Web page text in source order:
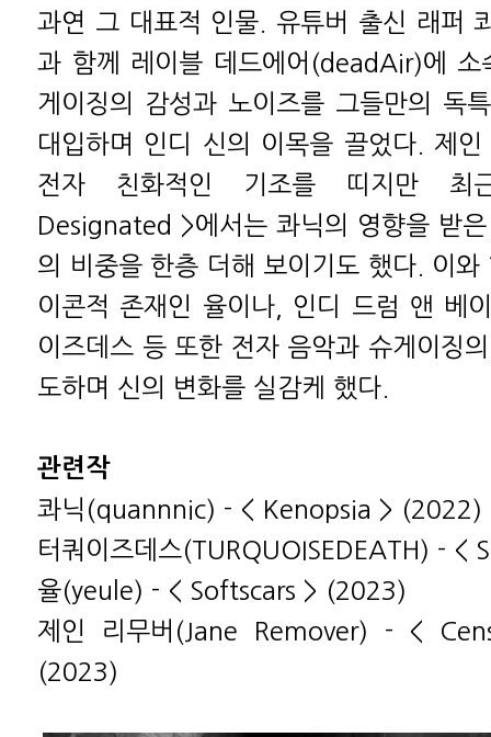
과연 그 대표적 인물. 유튜버 출신 래퍼
과 함께 레이블 데드에어(deadAir)에 소
게이징의 감성과 노이즈를 그들만의 독
대입하며 인디 신의 이목을 끌었다. 제
전자 친화적인 기조를 띠지만 최
Designated >에서는 콰닉의 영향을 받
의 비중을 한층 더해 보이기도 했다. 이와
이콘적 존재인 율이나, 인디 드럼 앤 베
이즈데스 등 또한 전자 음악과 슈게이징
도하며 신의 변화를 실감케 했다.
관련작
콰닉(quannnic) - < Kenopsia > (2022)
터쿼이즈데스(TURQUOISEDEATH) - <
율(yeule) - < Softscars > (2023)
제인 리무버(Jane Remover) - <
(2023)